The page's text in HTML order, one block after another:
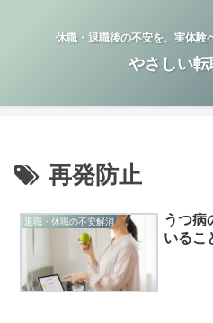
休職・退職後の不安を、実体験
やさしい
再発防止
退職・休職の不安解消
うつ病
いるこ